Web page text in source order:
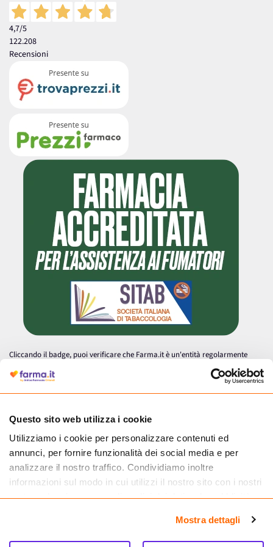
Questo sito web utilizza i cookie
Utilizziamo i cookie per personalizzare contenuti ed
annunci, per fornire funzionalità dei social media e per
analizzare il nostro traffico. Condividiamo inoltre
informazioni sul modo in cui utilizzi il nostro sito con i nostri
partner che si occupano di analisi dei dati web, pubblicità e
informazioni che hai fornito loro o che hanno raccolto dal
tuo utilizzo dei loro servizi.
Mostra dettagli
4,7/5
122.208
Recensioni
Cliccando il badge, puoi verificare che Farma.it è un'entità regolarmente
autorizzata dal Ministero della Salute a effettuare la vendita online di
medicinali.